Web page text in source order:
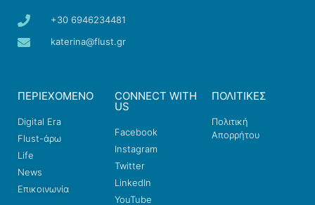
+30 6946234481
katerina@flust.gr
ΠΕΡΙΕΧΟΜΕΝΟ
Digital Era
Flust-άρω
Life
News
Επικοινωνία
CONNECT WITH
US
Facebook
Instagram
Twitter
LinkedIn
YouTube
ΠΟΛΙΤΙΚΕΣ
Πολιτική
Απορρήτου